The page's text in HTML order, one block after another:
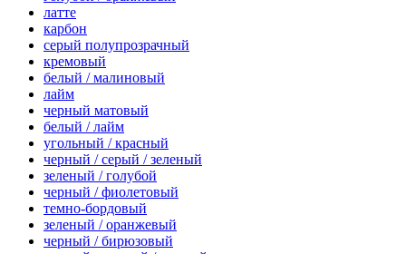
латте
карбон
серый полупрозрачный
кремовый
белый / малиновый
лайм
черный матовый
белый / лайм
угольный / красный
черный / серый / зеленый
зеленый / голубой
черный / фиолетовый
темно-бордовый
зеленый / оранжевый
черный / бирюзовый